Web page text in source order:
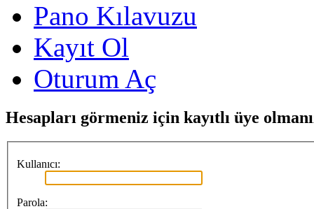
Pano Kılavuzu
Kayıt Ol
Oturum Aç
Hesapları görmeniz için kayıtlı üye
Kullanıcı:
Parola: